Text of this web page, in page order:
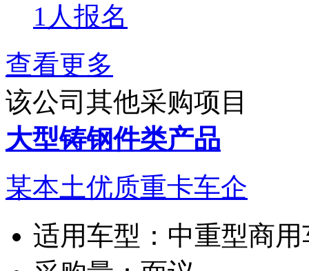
1人报名
查看更多
该公司其他采购项目
大型铸钢件类产品
某本土优质重卡车企
适用车型： 中重型商